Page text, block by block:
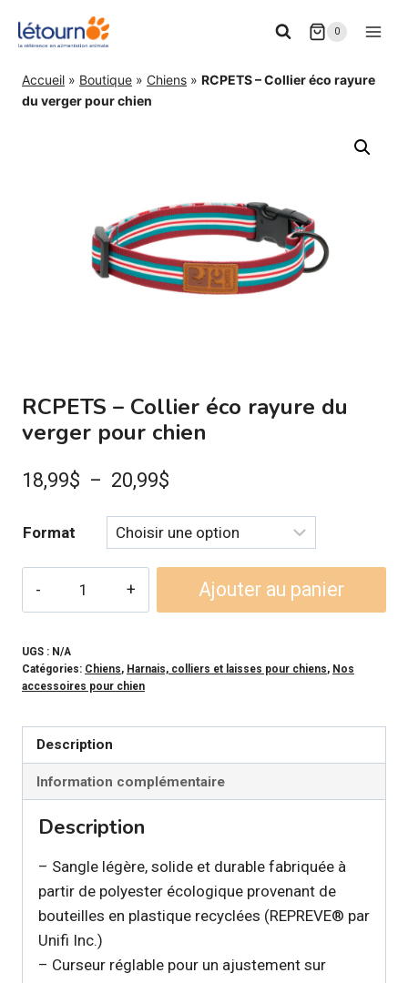
0
Accueil » Boutique » Chiens » RCPETS – Collier éco rayure
du verger pour chien
RCPETS – Collier éco rayure du
verger pour chien
18,99$ – 20,99$
prix :
18,99$
Format
-
Collier
rayure
du
verger
pour
chien
Ajouter au panier
UGS : N/A
Catégories: Chiens, Harnais, colliers et laisses pour chiens, Nos
accessoires pour chien
Description
Information complémentaire
Description
– Sangle légère, solide et durable fabriquée à
partir de polyester écologique provenant de
bouteilles en plastique recyclées (REPREVE® par
Unifi Inc.)
– Curseur réglable pour un ajustement sur